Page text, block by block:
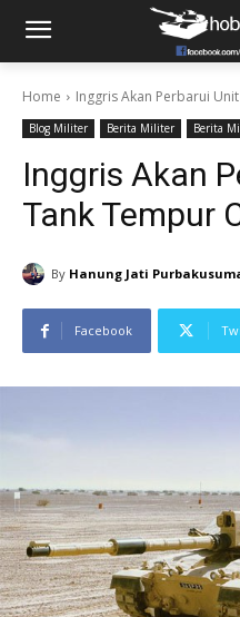
Home Inggris Akan Perbarui
Blog Militer Berita Militer Berita
Inggris Akan
Tank Tempur
By Hanung Jati
Facebook